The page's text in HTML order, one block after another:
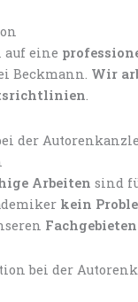
auf eine
Beckmann. Wir
.
Arbeiten sind
kein
Fachgebieten